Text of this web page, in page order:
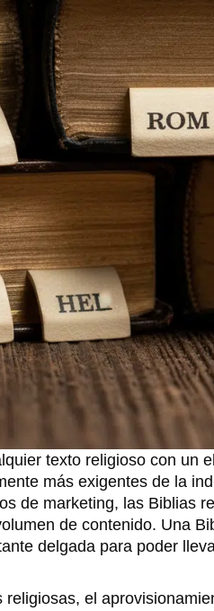
texto religioso con un
más exigentes de la
de marketing, las Biblias
de contenido. Una
delgada para poder
el